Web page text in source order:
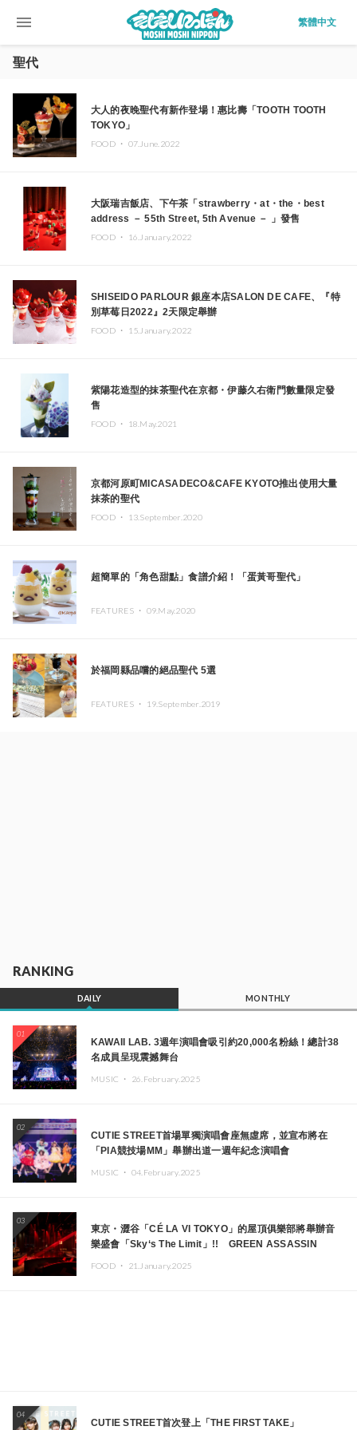
menu 繁體中文
聖代
大人的夜晚聖代有新作登場！惠比壽「TOOTH TOOTH
TOKYO」
FOOD ・ 07.June.2022
大阪瑞吉飯店、下午茶「strawberry・at・the・best
address － 55th Street, 5th Avenue － 」發售
FOOD ・ 16.January.2022
SHISEIDO PARLOUR 銀座本店SALON DE CAFE、『特
別草莓日2022』2天限定舉辦
FOOD ・ 15.January.2022
紫陽花造型的抹茶聖代在京都・伊藤久右衛門數量限定發
售
FOOD ・ 18.May.2021
京都河原町MICASADECO&CAFE KYOTO推出使用大量
抹茶的聖代
FOOD ・ 13.September.2020
超簡單的「角色甜點」食譜介紹！「蛋黃哥聖代」
FEATURES ・ 09.May.2020
於福岡縣品嚐的絕品聖代 5選
FEATURES ・ 19.September.2019
RANKING
DAILY MONTHLY
01
KAWAII LAB. 3週年演唱會吸引約20,000名粉絲！總計38
名成員呈現震撼舞台
MUSIC ・ 26.February.2025
02
CUTIE STREET首場單獨演唱會座無虛席，並宣布將在
「PIA競技場MM」舉辦出道一週年紀念演唱會
MUSIC ・ 04.February.2025
03
東京・澀谷「CÉ LA VI TOKYO」的屋頂俱樂部將舉辦音
樂盛會「Sky‘s The Limit」!! GREEN ASSASSIN
FOOD ・ 21.January.2025
04
CUTIE STREET首次登上「THE FIRST TAKE」